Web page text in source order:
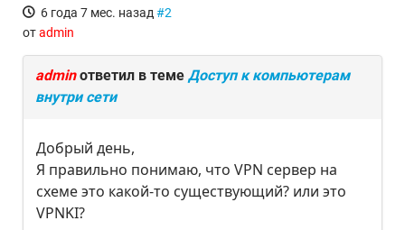
6 года 7 мес. назад #2
отadmin
adminответил в теме Доступ к компьютерам
внутри сети
Добрый день,
Я правильно понимаю, что VPN сервер на
схеме это какой-то существующий? или это
VPNKI?